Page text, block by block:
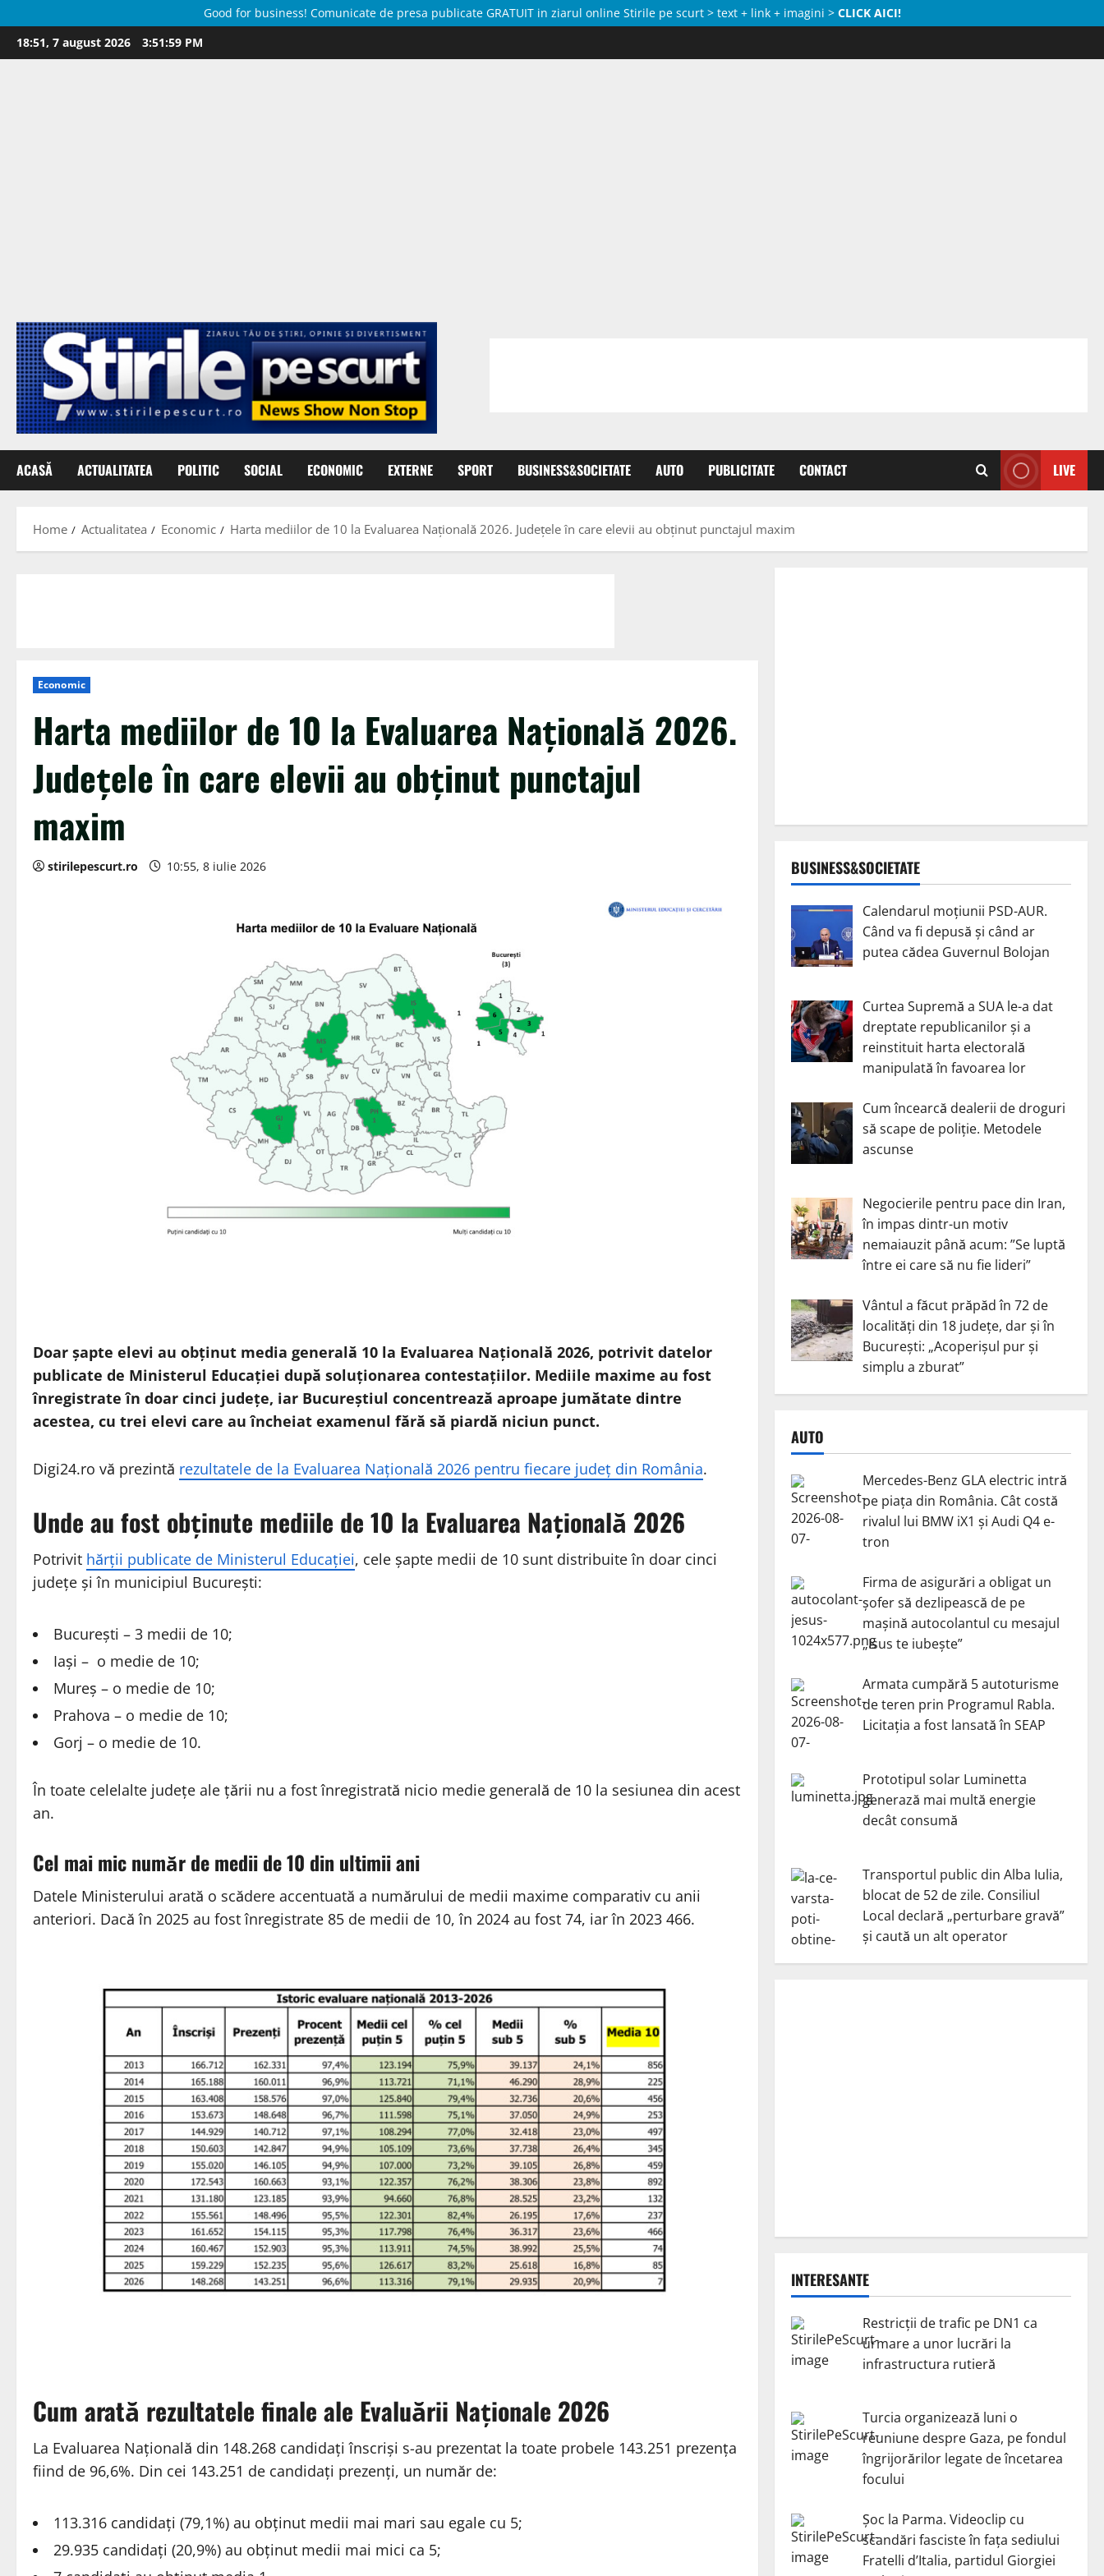
Good for business! Comunicate de presa publicate GRATUIT in ziarul online Stirile pe scurt > text + link + imagini > CLICK AICI!
Skip
to
18:51, 7 august 2026 3:52:00 PM
ACASĂ ACTUALITATEA POLITIC SOCIAL ECONOMIC EXTERNE SPORT BUSINESS&SOCIETATE AUTO PUBLICITATE CONTACT LIVE
Home Actualitatea Economic Harta mediilor de 10 la Evaluarea Națională 2026. Județele în care elevii au obținut punctajul maxim
Economic
Harta mediilor de 10 la Evaluarea Națională 2026.
Județele în care elevii au obținut punctajul
maxim
stirilepescurt.ro 10:55, 8 iulie 2026
Doar șapte elevi au obținut media generală 10 la Evaluarea Națională 2026, potrivit datelor
publicate de Ministerul Educației după soluționarea contestațiilor. Mediile maxime au fost
înregistrate în doar cinci județe, iar Bucureștiul concentrează aproape jumătate dintre
acestea, cu trei elevi care au încheiat examenul fără să piardă niciun punct.
Digi24.ro vă prezintă rezultatele de la Evaluarea Națională 2026 pentru fiecare județ din România.
Unde au fost obținute mediile de 10 la Evaluarea Națională 2026
Potrivit hărții publicate de Ministerul Educației, cele șapte medii de 10 sunt distribuite în doar cinci
județe și în municipiul București:
București – 3 medii de 10;
Iași – o medie de 10;
Mureș – o medie de 10;
Prahova – o medie de 10;
Gorj – o medie de 10.
În toate celelalte județe ale țării nu a fost înregistrată nicio medie generală de 10 la sesiunea din acest
an.
Cel mai mic număr de medii de 10 din ultimii ani
Datele Ministerului arată o scădere accentuată a numărului de medii maxime comparativ cu anii
anteriori. Dacă în 2025 au fost înregistrate 85 de medii de 10, în 2024 au fost 74, iar în 2023 466.
Cum arată rezultatele finale ale Evaluării Naționale 2026
La Evaluarea Națională din 148.268 candidaţi înscriși s-au prezentat la toate probele 143.251 prezența
fiind de 96,6%. Din cei 143.251 de candidaţi prezenți, un număr de:
113.316 candidaţi (79,1%) au obţinut medii mai mari sau egale cu 5;
29.935 candidaţi (20,9%) au obţinut medii mai mici ca 5;
BUSINESS&SOCIETATE
Calendarul moțiunii PSD-AUR.
Când va fi depusă și când ar
putea cădea Guvernul Bolojan
Curtea Supremă a SUA le-a dat
dreptate republicanilor și a
reinstituit harta electorală
manipulată în favoarea lor
Cum încearcă dealerii de droguri
să scape de poliție. Metodele
ascunse
Negocierile pentru pace din Iran,
în impas dintr-un motiv
nemaiauzit până acum: ”Se luptă
între ei care să nu fie lideri”
Vântul a făcut prăpăd în 72 de
localități din 18 județe, dar și în
București: „Acoperișul pur și
simplu a zburat”
AUTO
Mercedes-Benz GLA electric intră
pe piața din România. Cât costă
rivalul lui BMW iX1 și Audi Q4 e-
tron
Firma de asigurări a obligat un
șofer să dezlipească de pe
mașină autocolantul cu mesajul
„Isus te iubește”
Armata cumpără 5 autoturisme
de teren prin Programul Rabla.
Licitația a fost lansată în SEAP
Prototipul solar Luminetta
generază mai multă energie
decât consumă
Transportul public din Alba Iulia,
blocat de 52 de zile. Consiliul
Local declară „perturbare gravă”
și caută un alt operator
INTERESANTE
Restricții de trafic pe DN1 ca
urmare a unor lucrări la
infrastructura rutieră
Turcia organizează luni o
reuniune despre Gaza, pe fondul
îngrijorărilor legate de încetarea
focului
Șoc la Parma. Videoclip cu
scandări fasciste în fața sediului
Fratelli d’Italia, partidul Giorgiei